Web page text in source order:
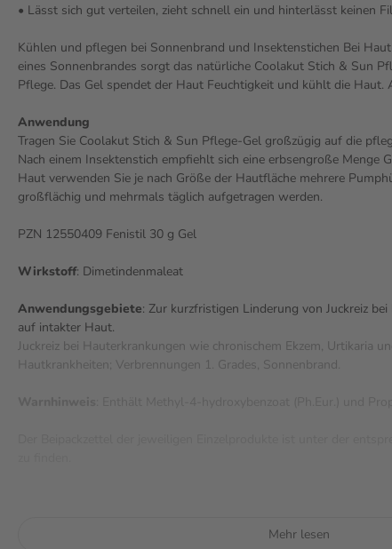
• Lässt sich gut verteilen, zieht schnell ein und hinterlässt keinen
Kühlen und pflegen bei Sonnenbrand und Insektenstichen Bei
eines Sonnenbrandes sorgt das natürliche Coolakut Stich & Sun
Pflege. Das Gel spendet der Haut Feuchtigkeit und kühlt die Haut.
Anwendung
Tragen Sie Coolakut Stich & Sun Pflege-Gel großzügig auf die
Nach einem Insektenstich empfiehlt sich eine erbsengroße Menge
Haut verwenden Sie je nach Größe der Hautfläche mehrere
großflächig und mehrmals täglich aufgetragen werden.
PZN 12550409 Fenistil 30 g Gel
Wirkstoff: Dimetindenmaleat
Anwendungsgebiete: Zur kurzfristigen Linderung von Juckreiz
auf intakter Haut.
Juckreiz bei Hauterkrankungen wie chronischem Ekzem, Urtikaria
Hautkrankheiten; Verbrennungen 1. Grades, Sonnenbrand.
Mehr lesen